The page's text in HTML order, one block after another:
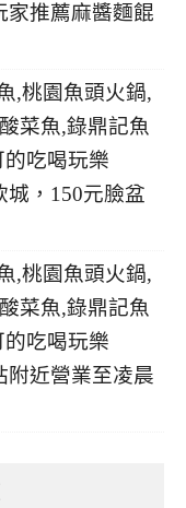
家推薦麻醬麵餛
城，150元臉盆
附近營業至凌晨